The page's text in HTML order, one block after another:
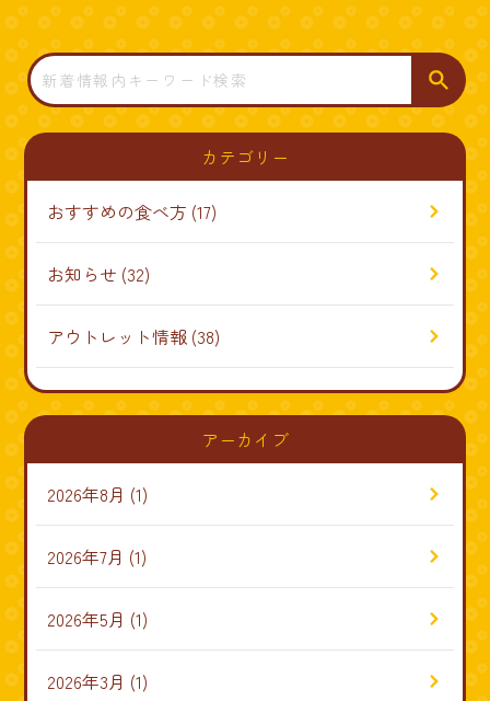
検
索
カテゴリー
おすすめの食べ方 (17)
お知らせ (32)
アウトレット情報 (38)
アーカイブ
2026年8月 (1)
2026年7月 (1)
2026年5月 (1)
2026年3月 (1)